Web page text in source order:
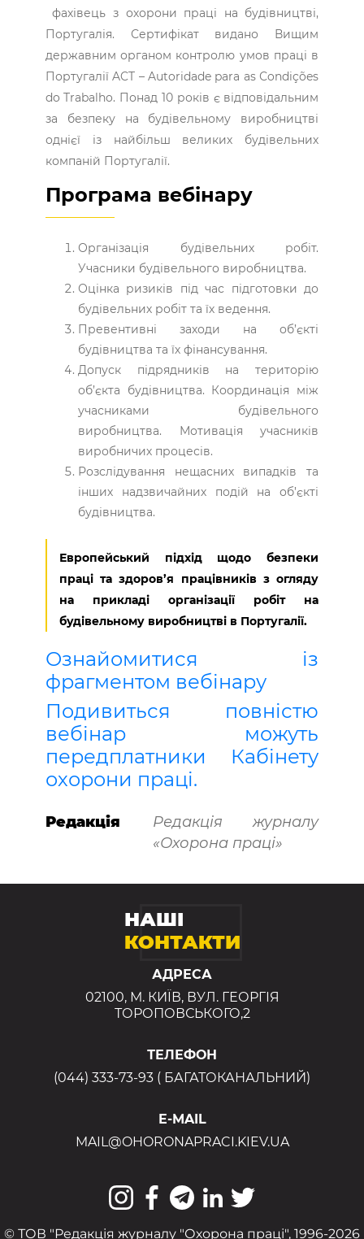
фахівець з охорони праці на будівництві,
Португалія. Сертифікат видано Вищим
державним органом контролю умов праці в
Португалії ACT – Autoridade para as Сondições
do Trabalho. Понад 10 років є відповідальним
за безпеку на будівельному виробництві
однієї із найбільш великих будівельних
компаній Португалії.
Програма вебінару
Організація будівельних робіт.
Учасники будівельного виробництва.
Оцінка ризиків під час підготовки до
будівельних робіт та їх ведення.
Превентивні заходи на об’єкті
будівництва та їх фінансування.
Допуск підрядників на територію
об’єкта будівництва. Координація між
учасниками будівельного
виробництва. Мотивація учасників
виробничих процесів.
Розслідування нещасних випадків та
інших надзвичайних подій на об’єкті
будівництва.
Европейський підхід щодо безпеки
праці та здоров’я працівників з огляду
на прикладі організації робіт на
будівельному виробництві в Португалії.
Ознайомитися із
фрагментом вебінару
Подивиться повністю
вебінар можуть
передплатники Кабінету
охорони праці.
Редакція
Редакція журналу
«Охорона праці»
НАШІ
КОНТАКТИ
АДРЕСА
02100, М. КИЇВ, ВУЛ. ГЕОРГІЯ
ТОРОПОВСЬКОГО,2
ТЕЛЕФОН
(044) 333-73-93 ( БАГАТОКАНАЛЬНИЙ)
E-MAIL
MAIL@OHORONAPRACI.KIEV.UA
© ТОВ "Редакція журналу "Охорона праці", 1996-2026